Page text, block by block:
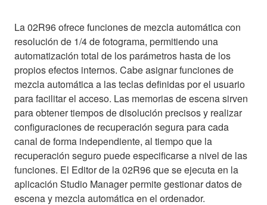
La 02R96 ofrece funciones de mezcla automática con
resolución de 1/4 de fotograma, permitiendo una
automatización total de los parámetros hasta de los
propios efectos internos. Cabe asignar funciones de
mezcla automática a las teclas definidas por el usuario
para facilitar el acceso. Las memorias de escena sirven
para obtener tiempos de disolución precisos y realizar
configuraciones de recuperación segura para cada
canal de forma independiente, al tiempo que la
recuperación seguro puede especificarse a nivel de las
funciones. El Editor de la 02R96 que se ejecuta en la
aplicación Studio Manager permite gestionar datos de
escena y mezcla automática en el ordenador.